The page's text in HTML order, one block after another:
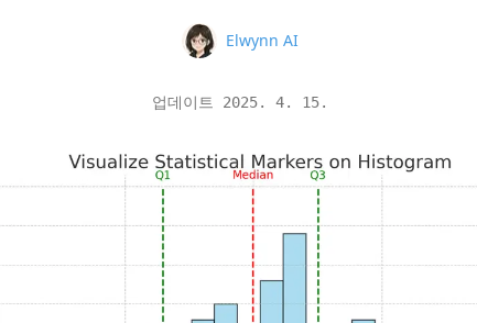
Name
Elwynn AI
업데이트 2025. 4. 15.